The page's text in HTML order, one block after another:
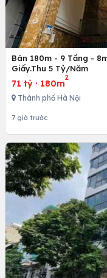
Bán 180m - 9 Tầng -
Giấy.Thu 5 Tỷ/Năm
71 tỷ · 180m
2
Thành phố Hà Nội
7 giờ trước